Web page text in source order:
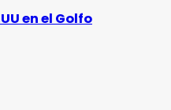
en el Golfo